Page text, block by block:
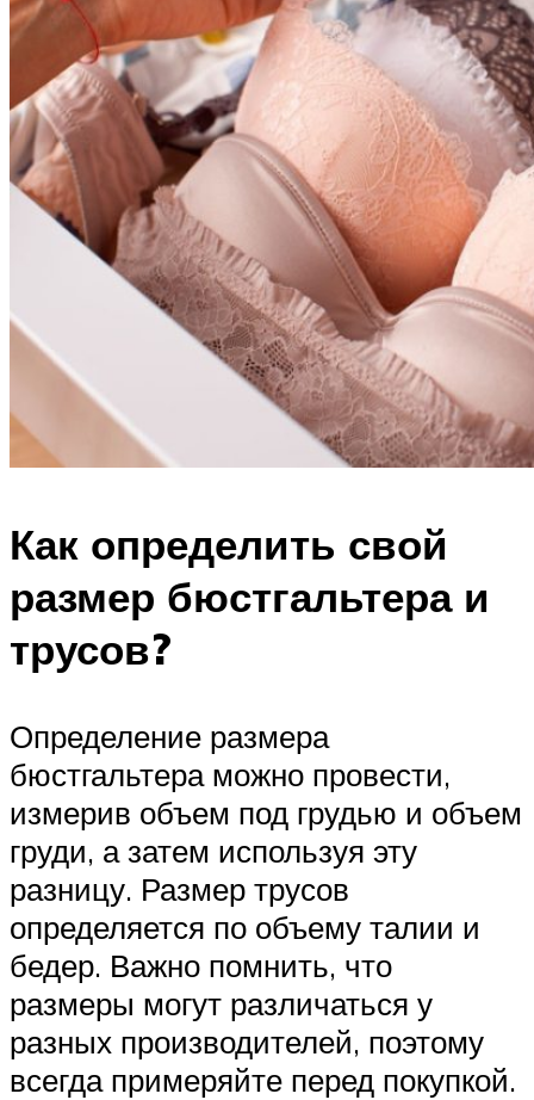
Как определить свой
размер бюстгальтера и
трусов?
Определение размера
бюстгальтера можно провести,
измерив объем под грудью и объем
груди, а затем используя эту
разницу. Размер трусов
определяется по объему талии и
бедер. Важно помнить, что
размеры могут различаться у
разных производителей, поэтому
всегда примеряйте перед покупкой.